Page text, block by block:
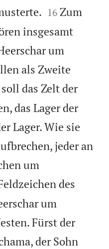


16 Zum
insgesamt
um
als Zweite
das Zelt der
das Lager der
Lager. Wie sie
jeder an
um
des
um
Fürst der
der Sohn